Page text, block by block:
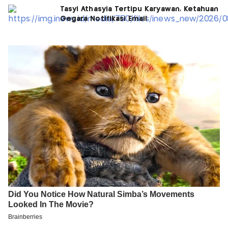
Tasyi Athasyia Tertipu Karyawan, Ketahuan
Gegara Notifikasi Email